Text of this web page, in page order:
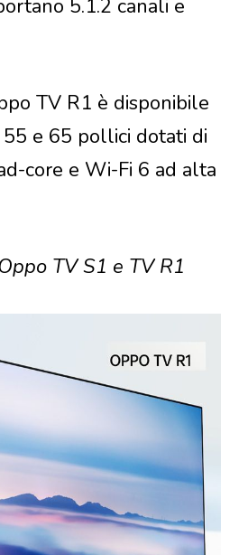
5.1.2 canali e
TV R1 è disponibile
e 65 pollici dotati di
core e Wi-Fi 6 ad alta
TV S1 e TV R1